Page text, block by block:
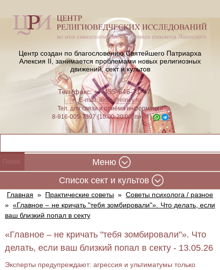
Центр создан по благословению Святейшего Патриарха
Алексия II, занимается проблемами новых религиозных
движений, сект и культов
Тел./факс: +7-495-646-71-47
E-mail:iriney@iriney.ru
Тел. для связи и приёма информации
8-916-005-7397 (10:00-20:00, пн-пт)
Меню
Cписок сект и культов
Главная » Практические советы » Советы психолога / разное
» «Главное – не кричать "тебя зомбировали"». Что делать, если
ваш близкий попал в секту
«Главное – не кричать "тебя зомбировали"». Что
делать, если ваш близкий попал в секту - 13.05.26
Эксперты предупреждают: агрессия и ультиматумы только